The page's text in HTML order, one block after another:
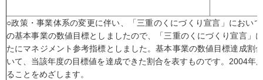
○政策・事業体系の変更に伴い、「三重のくにづくり宣言」におい
の基本事業の数値目標としましたので、「三重のくにづくり宣言」
たにマネジメント参考指標としました。基本事業の数値目標達成割
いて、当該年度の目標値を達成できた割合を表すものです。2004年
ることをめざします。